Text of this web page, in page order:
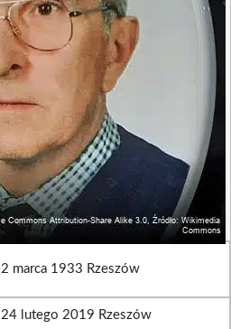
2 marca 1933 Rzeszów
24 lutego 2019 Rzeszów